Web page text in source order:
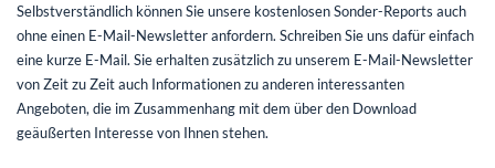
Selbstverständlich können Sie unsere kostenlosen Sonder-Reports auch
ohne einen E-Mail-Newsletter anfordern. Schreiben Sie uns dafür einfach
eine kurze E-Mail. Sie erhalten zusätzlich zu unserem E-Mail-Newsletter
von Zeit zu Zeit auch Informationen zu anderen interessanten
Angeboten, die im Zusammenhang mit dem über den Download
geäußerten Interesse von Ihnen stehen.